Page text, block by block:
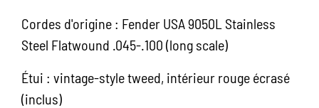
Cordes d'origine : Fender USA 9050L Stainless
Steel Flatwound .045-.100 (long scale)
Étui : vintage-style tweed, intérieur rouge écrasé
(inclus)